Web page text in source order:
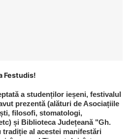
Festudis!
a studenților ieșeni, festivalul
prezentă (alături de Asociațiile
filosofi, stomatologi,
și Biblioteca Județeană "Gh.
al acestei manifestări